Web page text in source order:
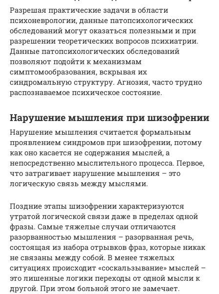
Разрешая практические задачи в области
психоневрологии, данные патопсихологических
обследований могут оказаться полезными и при
разрешении теоретических вопросов психиатрии.
Данные патопсихологических обследований
позволяют подойти к механизмам
симптомообразования, вскрывая их
синдромальную структуру. Агнозия, часто трудно
распознаваемое психическое состояние.
Нарушение мышления при шизофрении
Нарушение мышления считается формальным
проявлением синдромов при шизофрении, потому
как оно касается не содержания мыслей, а
непосредственно мыслительного процесса. Первое,
что затрагивает нарушение мышления – это
логическую связь между мыслями.
Поздние этапы шизофрении характеризуются
утратой логической связи даже в пределах одной
фразы. Самые тяжелые случаи отличаются
разорванностью мышления – разорванная речь,
состоящая из набора отрывков фраз, которые никак
не связаны между собой. В менее тяжелых
ситуациях происходит «соскальзывание» мыслей –
это лишенные логики переходы от одной мысли к
другой. При этом больной этого не замечает.